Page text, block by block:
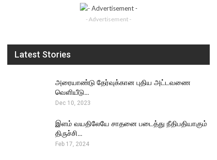
- Advertisement -
Latest Stories
அரையாண்டு தேர்வுக்கான புதிய அட்டவணை
வெளியீடு…
Dec 10, 2023
இளம் வயதிலேயே சாதனை படைத்து நீதிபதியாகும்
திருச்சி…
Feb 17, 2024